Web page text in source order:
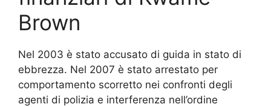
Brown
Nel 2003 è stato accusato di guida in stato di
ebbrezza. Nel 2007 è stato arrestato per
comportamento scorretto nei confronti degli
agenti di polizia e interferenza nell’ordine